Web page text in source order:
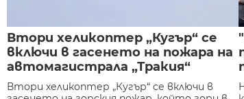
Втори хеликоптер „Кугър“ се
включи в гасенето на пожара на
автомагистрала „Тракия“
Втори хеликоптер „Кугър“ се включи в